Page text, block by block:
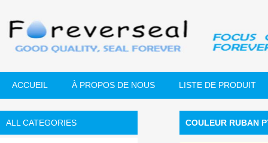
ACCUEIL À PROPOS DE NOUS LISTE DE PRODUIT
ALL CATEGORIES COULEUR RUBAN